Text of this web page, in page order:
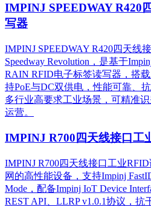
IMPINJ SPEEDWAY R420
写器
IMPINJ SPEEDWAY R420四天线
Speedway Revolution，是基于
RAIN RFID电子标签读写器，搭
持PoE与DC双供电，性能可靠、
多行业高要求工业场景，可精准
运营。​
IMPINJ R700四天线接口工
IMPINJ R700四天线接口工业
网的高性能设备，支持Impinj
Mode，配备Impinj IoT Device
REST API、LLRP v1.0.1协议，